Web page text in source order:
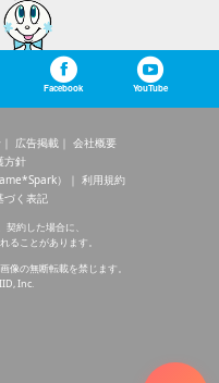
Facebook YouTube
広告掲載
会社概要
方針
）
利用規約
づく表記
約した場合に、
ることがあります。
像の無断転載を禁じます。
Inc.